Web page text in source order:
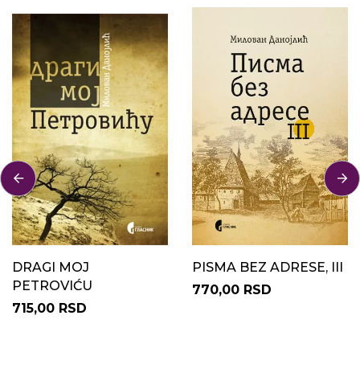
DRAGI MOJ
PETROVIĆU
715,00 RSD
PISMA BEZ ADRESE, III
770,00 RSD